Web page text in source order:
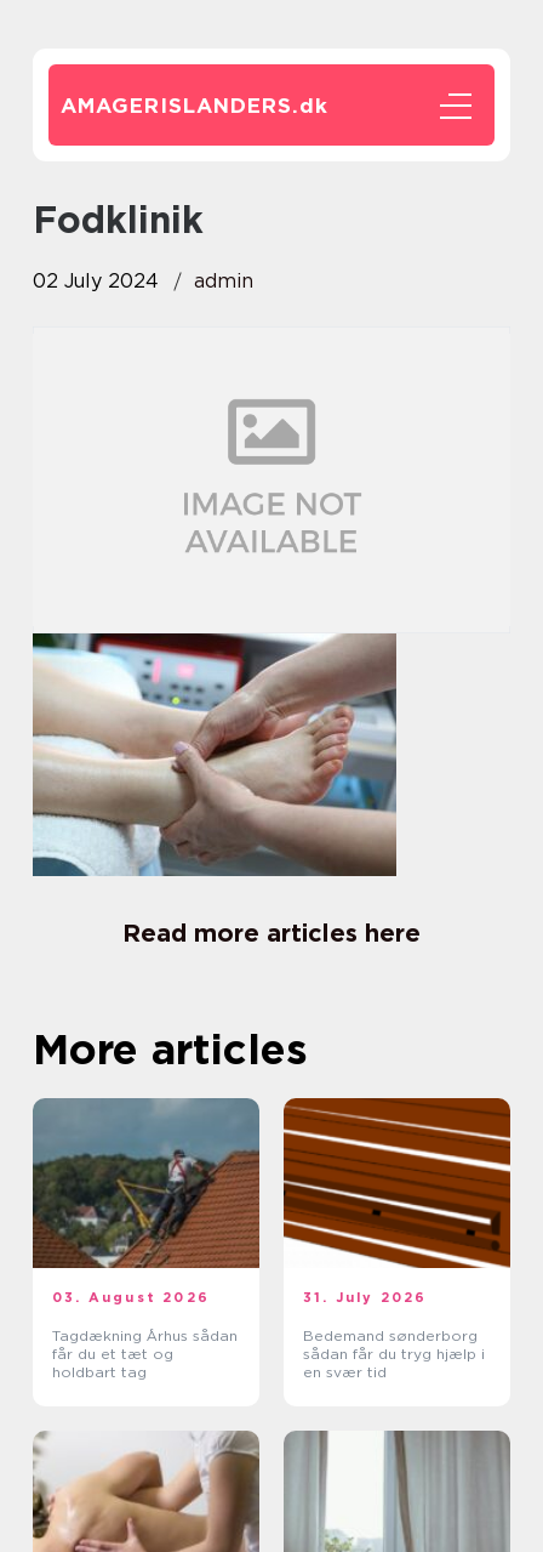
AMAGERISLANDERS.dk
fodklinik
02 July 2024 admin
Read more articles here
More articles
03. August 2026
Tagdækning Århus sådan
får du et tæt og
holdbart tag
31. July 2026
Bedemand sønderborg
sådan får du tryg hjælp i
en svær tid